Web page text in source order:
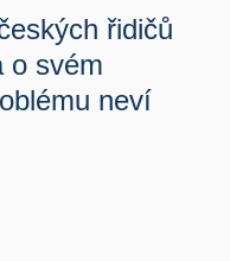
řidičů
o svém
neví